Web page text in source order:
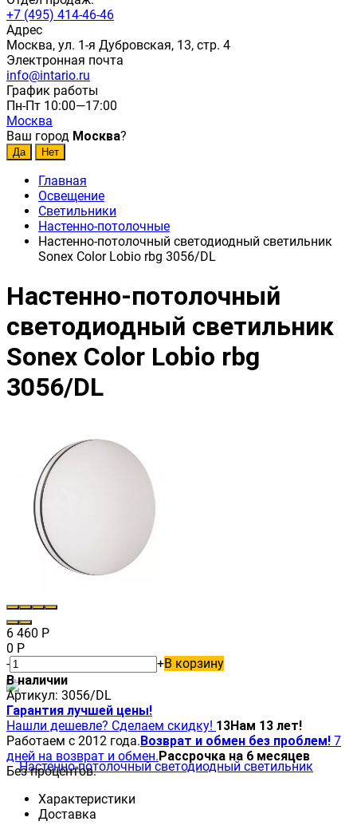
+7 (495) 414-46-46
Адрес
Москва, ул. 1-я Дубровская, 13, стр. 4
Электронная почта
info@intario.ru
График работы
Пн-Пт 10:00—17:00
Москва
Ваш город Москва?
Главная
Освещение
Светильники
Настенно-потолочные
Настенно-потолочный светодиодный светильник
Sonex Color Lobio rbg 3056/DL
Настенно-потолочный
светодиодный светильник
Sonex Color Lobio rbg
3056/DL
6 460 Р
0 Р
-
+В корзину
В наличии
Артикул: 3056/DL
Гарантия лучшей цены!
Нашли дешевле? Сделаем скидку! 13Нам 13 лет!
Работаем с 2012 года.Возврат и обмен без проблем! 7
дней на возврат и обмен.Рассрочка на 6 месяцев
Без процентов.
Характеристики
Доставка